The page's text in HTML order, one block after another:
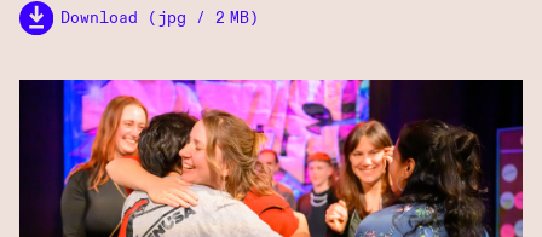
Download (jpg / 2 MB)